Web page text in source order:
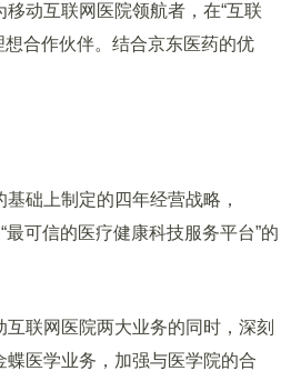
动互联网医院领航者，在“互联
合作伙伴。结合京东医药的优
础上制定的四年经营战略，
可信的医疗健康科技服务平台”的
联网医院两大业务的同时，深刻
医学业务，加强与医学院的合